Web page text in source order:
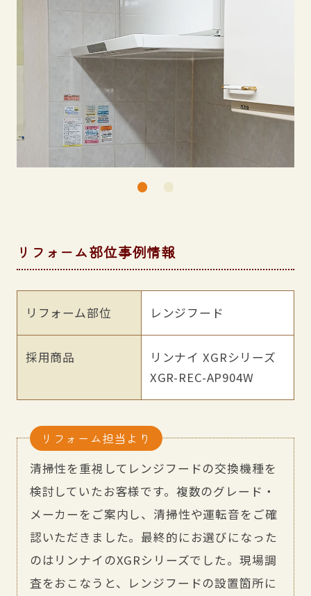
リフォーム部位事例情報
リフォーム部位 レンジフード
採用商品
リンナイ XGRシリーズ
XGR-REC-AP904W
リフォーム担当より
清掃性を重視してレンジフードの交換機種を
検討していたお客様です。複数のグレード・
メーカーをご案内し、清掃性や運転音をご確
認いただきました。最終的にお選びになった
のはリンナイのXGRシリーズでした。現場調
査をおこなうと、レンジフードの設置箇所に